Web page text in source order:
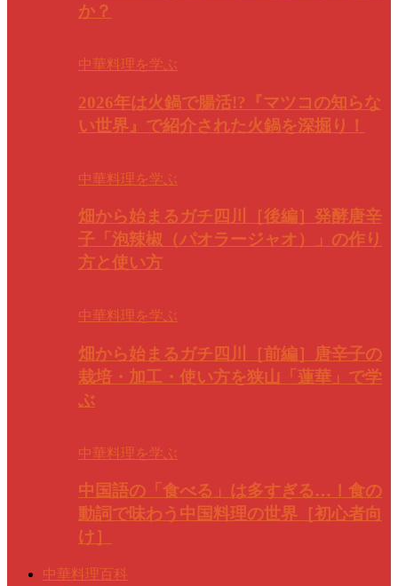
か？
中華料理を学ぶ
2026年は火鍋で腸活!?『マツコの知らな
い世界』で紹介された火鍋を深掘り！
中華料理を学ぶ
畑から始まるガチ四川［後編］発酵唐辛
子「泡辣椒（パオラージャオ）」の作り
方と使い方
中華料理を学ぶ
畑から始まるガチ四川［前編］唐辛子の
栽培・加工・使い方を狭山「蓮華」で学
ぶ
中華料理を学ぶ
中国語の「食べる」は多すぎる…！食の
動詞で味わう中国料理の世界［初心者向
け］
中華料理百科